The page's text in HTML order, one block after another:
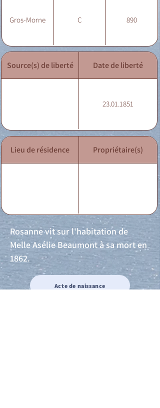
Gros-Morne C 890
Source(s) de liberté Date de liberté
23.01.1851
Lieu de résidence Propriétaire(s)
Rosanne vit sur l'habitation de
Melle Asélie Beaumont à sa mort en
1862.
Acte de naissance